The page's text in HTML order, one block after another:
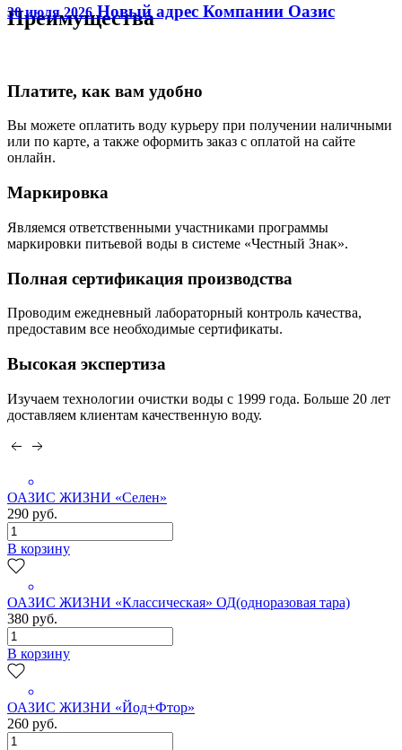
30 июля 2026 Новый адрес Компании Оазис
Преимущества
Платите, как вам удобно
Вы можете оплатить воду курьеру при получении наличными
или по карте, а также оформить заказ с оплатой на сайте
онлайн.
Маркировка
Являемся ответственными участниками программы
маркировки питьевой воды в системе «Честный Знак».
Полная сертификация производства
Проводим ежедневный лабораторный контроль качества,
предоставим все необходимые сертификаты.
Высокая экспертиза
Изучаем технологии очистки воды с 1999 года. Больше 20 лет
доставляем клиентам качественную воду.
ОАЗИС ЖИЗНИ «Селен»
290 руб.
В корзину
ОАЗИС ЖИЗНИ «Классическая» ОД(одноразовая тара)
380 руб.
В корзину
ОАЗИС ЖИЗНИ «Йод+Фтор»
260 руб.